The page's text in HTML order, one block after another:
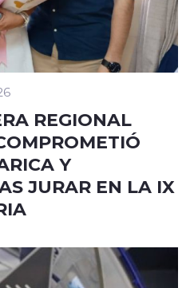
REGIONAL
Y
JURAR EN LA IX